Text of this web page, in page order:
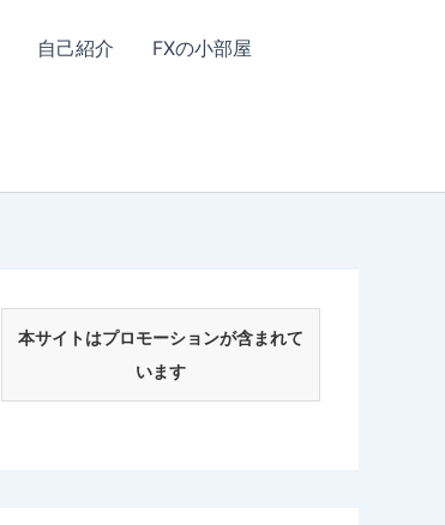
自己紹介 FXの小部屋
本サイトはプロモーションが含まれて
います